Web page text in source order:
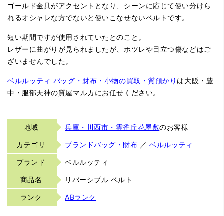
ゴールド金具がアクセントとなり、シーンに応じて使い分けら
れるオシャレな方でないと使いこなせないベルトです。
短い期間ですが使用されていたとのこと。
レザーに曲がりが見られましたが、ホツレや目立つ傷などはご
ざいませんでした。
ベルルッティ バッグ・財布・小物の買取・質預かり は大阪・豊
中・服部天神の質屋マルカにお任せください。
地域 兵庫・川西市・雲雀丘花屋敷のお客様
カテゴリ ブランドバッグ・財布 ／ベルルッティ
ブランド ベルルッティ
商品名 リバーシブル ベルト
ランク ABランク